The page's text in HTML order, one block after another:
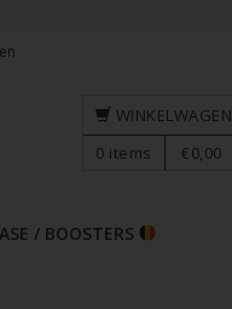
/ BOOSTERS
WINKELWAGEN
0 items €0,00